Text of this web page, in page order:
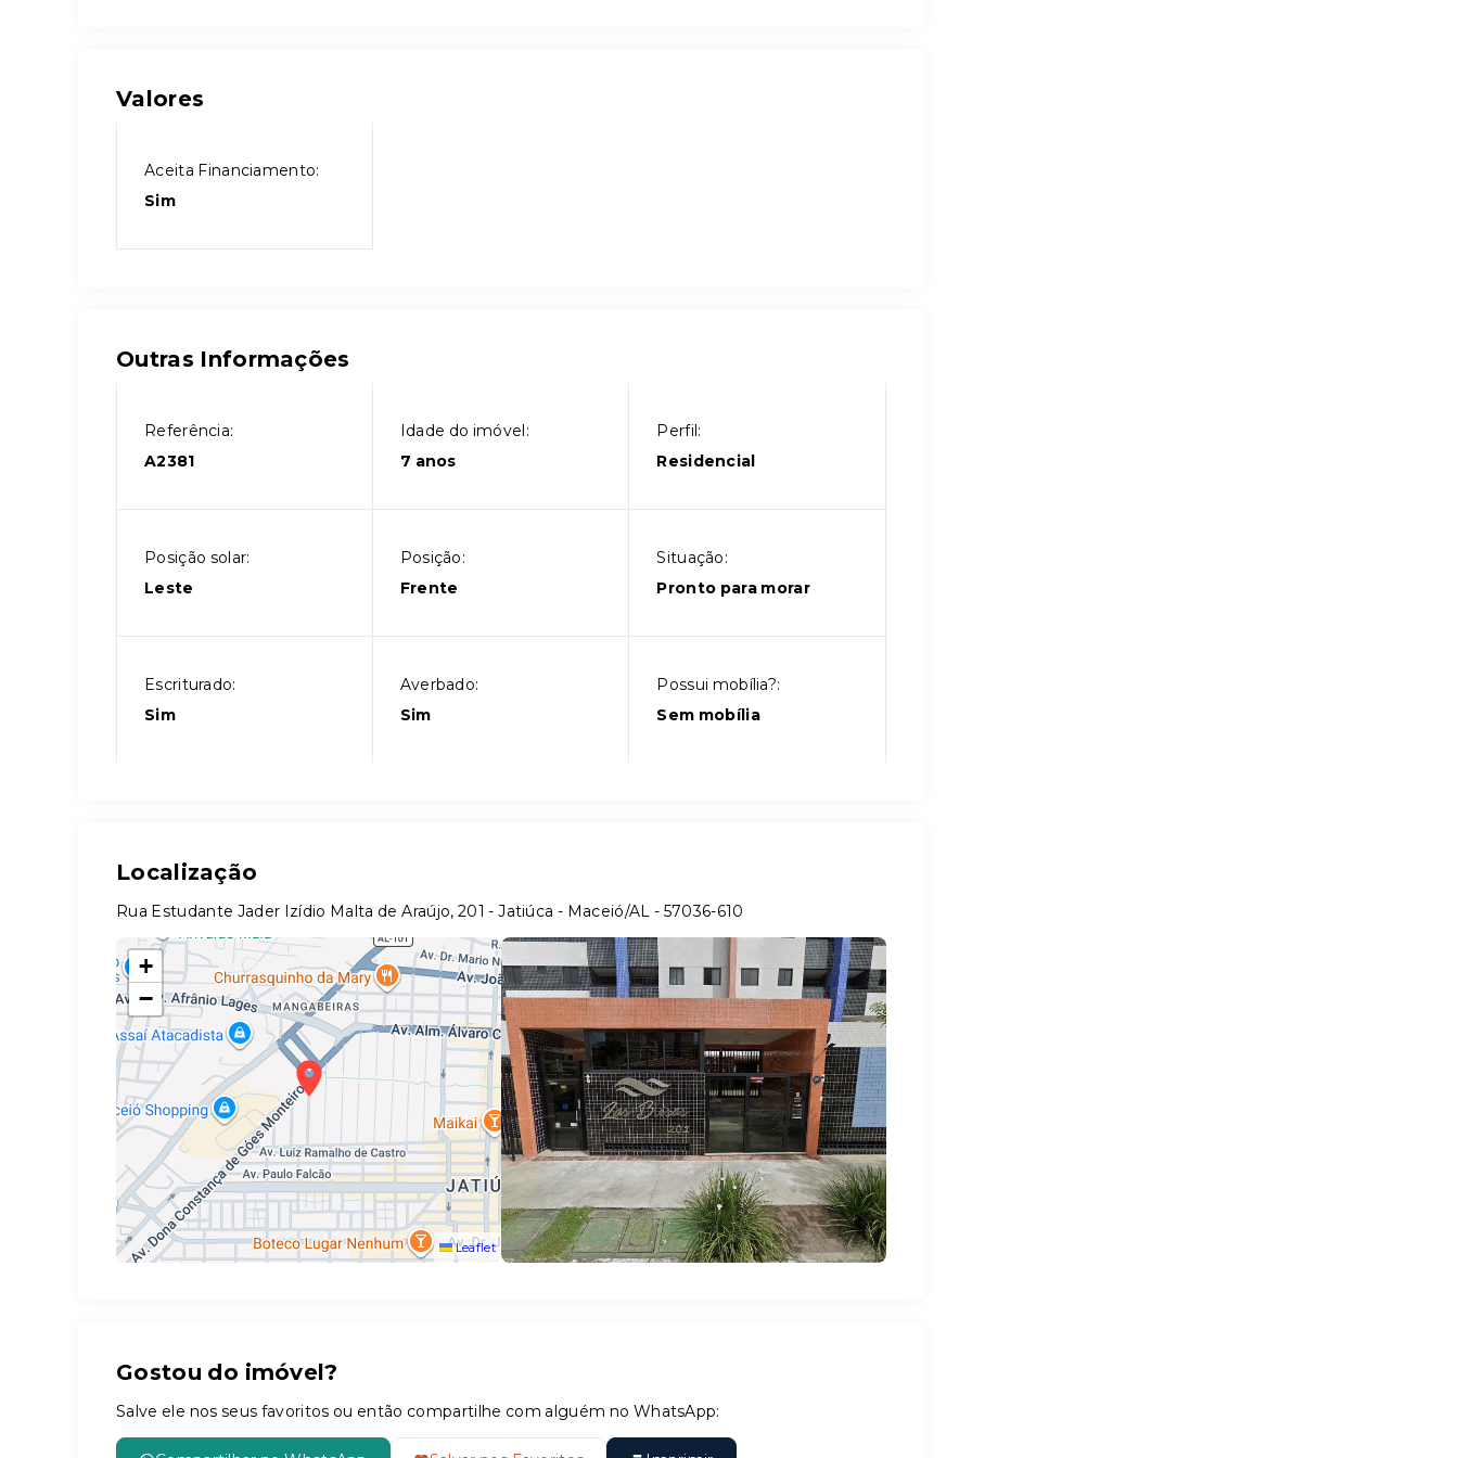
Valores
Aceita Financiamento:
Sim
Outras Informações
Referência:
A2381
Idade do imóvel:
7 anos
Perfil:
Residencial
Posição solar:
Leste
Posição:
Frente
Situação:
Pronto para morar
Escriturado:
Sim
Averbado:
Sim
Possui mobília?:
Sem mobília
Localização
Rua Estudante Jader Izídio Malta de Araújo, 201 - Jatiúca - Maceió/AL - 57036-610
+
−
Leaflet
Gostou do imóvel?
Salve ele nos seus favoritos ou então compartilhe com alguém no WhatsApp: